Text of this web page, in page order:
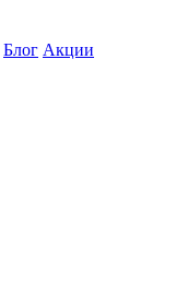
Блог Акции